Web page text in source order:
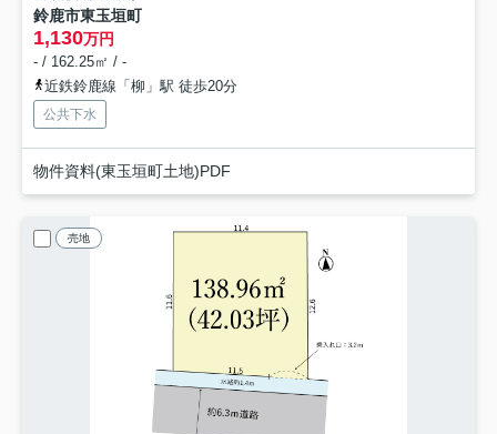
鈴鹿市東玉垣町
1,130万円
- / 162.25㎡ / -
近鉄鈴鹿線「柳」駅 徒歩20分
公共下水
物件資料(東玉垣町土地)PDF
売地